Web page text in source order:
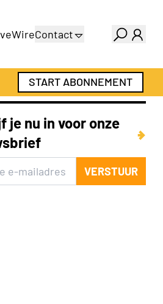
Contact
Adverteren
Abonnementen
START ABONNEMENT
je nu in voor onze
VERSTUUR